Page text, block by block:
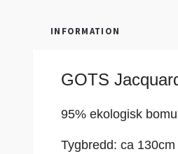
INFORMATION
GOTS
95% ekologisk
Tygbredd: ca 130cm